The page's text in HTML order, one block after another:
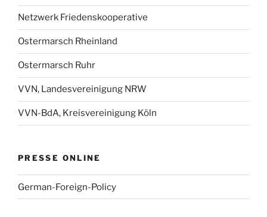
Netzwerk Friedenskooperative
Ostermarsch Rheinland
Ostermarsch Ruhr
VVN, Landesvereinigung NRW
VVN-BdA, Kreisvereinigung Köln
PRESSE ONLINE
German-Foreign-Policy